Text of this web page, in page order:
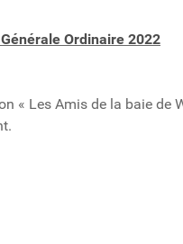
Ordinaire 2022
« Les Amis de la baie